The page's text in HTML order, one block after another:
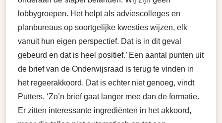
lobbygroepen. Het helpt als adviescolleges en
planbureaus op soortgelijke kwesties wijzen, elk
vanuit hun eigen perspectief. Dat is in dit geval
gebeurd en dat is heel positief.’ Een aantal punten uit
de brief van de Onderwijsraad is terug te vinden in
het regeerakkoord. Dat is echter niet genoeg, vindt
Putters. ‘Zo’n brief gaat langer mee dan de formatie.
Er zitten interessante ingrediënten in het akkoord,